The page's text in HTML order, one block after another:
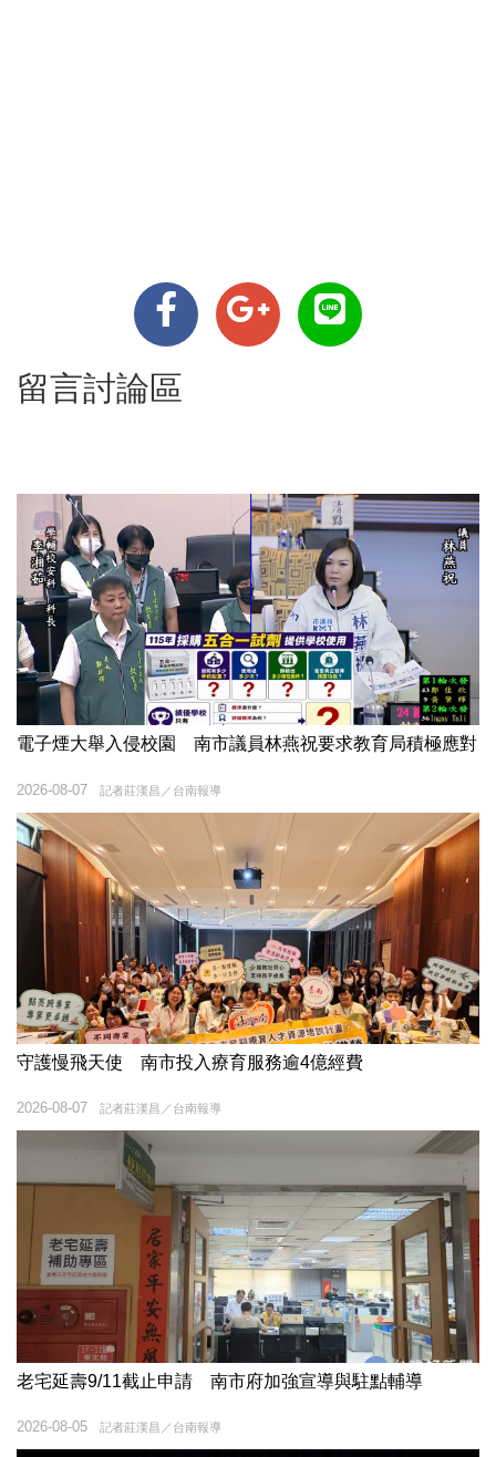
留言討論區
電子煙大舉入侵校園 南市議員林燕祝要求教育局積極應對
記者莊漢昌／台南報導
2026-08-07
守護慢飛天使 南市投入療育服務逾4億經費
記者莊漢昌／台南報導
2026-08-07
老宅延壽9/11截止申請 南市府加強宣導與駐點輔導
記者莊漢昌／台南報導
2026-08-05